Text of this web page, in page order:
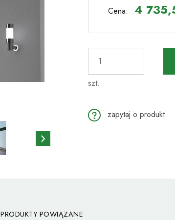
Cena: 4
szt.
zapytaj o produkt
PRODUKTY POWIĄZANE